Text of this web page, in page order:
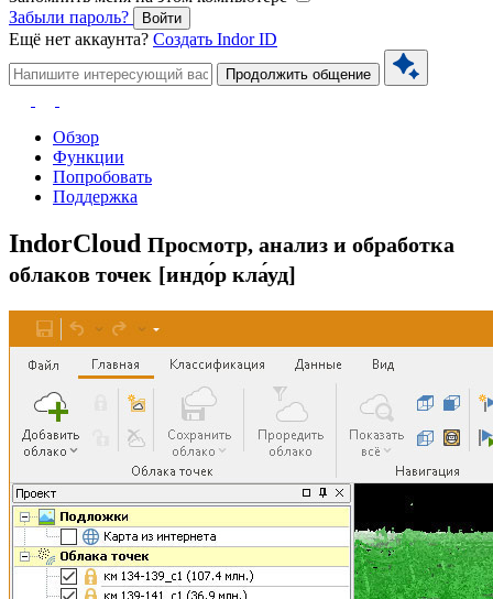
Забыли пароль?
Войти
Ещё нет аккаунта? Создать Indor ID
Продолжить общение
Обзор
Функции
Попробовать
Поддержка
IndorCloud Просмотр, анализ и обработка
облаков точек [индо́р кла́уд]